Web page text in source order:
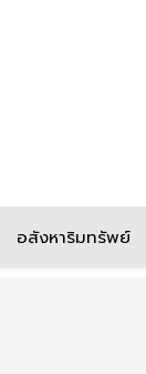
อสังหาริมทรัพย์